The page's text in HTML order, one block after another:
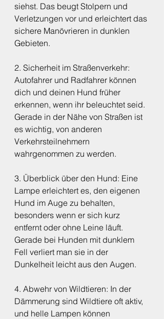
siehst. Das beugt Stolpern und
Verletzungen vor und erleichtert das
sichere Manövrieren in dunklen
Gebieten.
2. Sicherheit im Straßenverkehr:
Autofahrer und Radfahrer können
dich und deinen Hund früher
erkennen, wenn ihr beleuchtet seid.
Gerade in der Nähe von Straßen ist
es wichtig, von anderen
Verkehrsteilnehmern
wahrgenommen zu werden.
3. Überblick über den Hund: Eine
Lampe erleichtert es, den eigenen
Hund im Auge zu behalten,
besonders wenn er sich kurz
entfernt oder ohne Leine läuft.
Gerade bei Hunden mit dunklem
Fell verliert man sie in der
Dunkelheit leicht aus den Augen.
4. Abwehr von Wildtieren: In der
Dämmerung sind Wildtiere oft aktiv,
und helle Lampen können